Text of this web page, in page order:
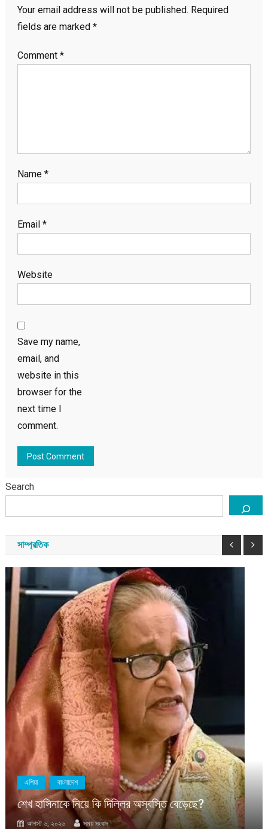
Your email address will not be published. Required
fields are marked *
Comment *
Name *
Email *
Website
Save my name,
email, and
website in this
browser for the
next time I
comment.
Search
সাম্প্রতিক
এশিয়া বাংলাদেশ
শেখ হাসিনাকে নিয়ে কি দিল্লির অস্বস্তি বেড়েছে?
আগস্ট ৬, ২০২৬ সময় সংবাদ